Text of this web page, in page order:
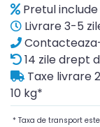
Pretul include
Livrare 3-5
14 zile drept
Taxe livrare
10 kg*
* Taxa de transport